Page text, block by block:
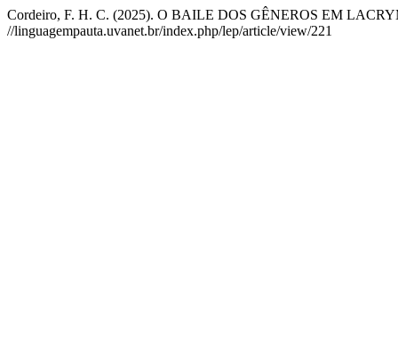
Cordeiro, F. H. C. (2025). O BAILE DOS GÊNEROS EM
//linguagempauta.uvanet.br/index.php/lep/article/view/221